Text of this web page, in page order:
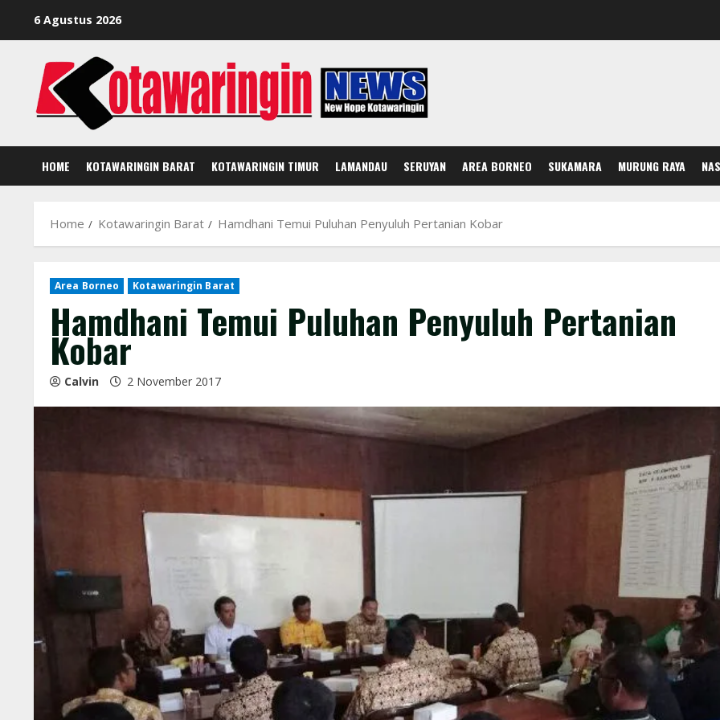
6 Agustus 2026
HOME KOTAWARINGIN BARAT KOTAWARINGIN TIMUR LAMANDAU SERUYAN AREA BORNEO SUKAMARA MURUNG RAYA
Home Kotawaringin Barat Hamdhani Temui Puluhan Penyuluh Pertanian Kobar
Area Borneo Kotawaringin Barat
Hamdhani Temui Puluhan Penyuluh Pertanian
Kobar
Calvin 2 November 2017